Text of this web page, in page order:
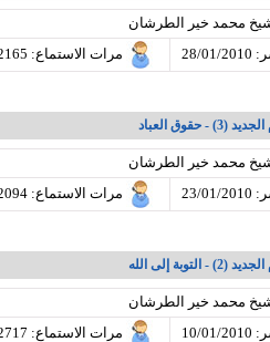
محمد خير الطرشان
مرات الاستماع: 2165
حقوق العباد
محمد خير الطرشان
مرات الاستماع: 2094
إلى الله
محمد خير الطرشان
مرات الاستماع: 2717